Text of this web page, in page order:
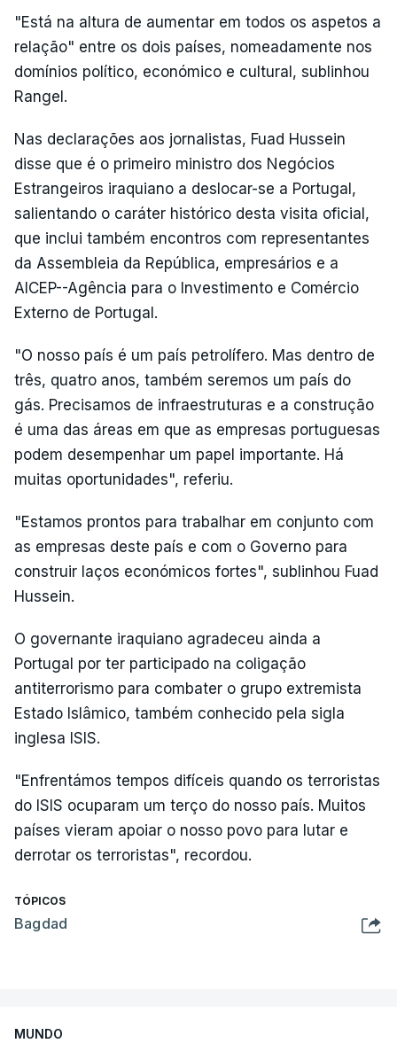
"Está na altura de aumentar em todos os aspetos a
relação" entre os dois países, nomeadamente nos
domínios político, económico e cultural, sublinhou
Rangel.
Nas declarações aos jornalistas, Fuad Hussein
disse que é o primeiro ministro dos Negócios
Estrangeiros iraquiano a deslocar-se a Portugal,
salientando o caráter histórico desta visita oficial,
que inclui também encontros com representantes
da Assembleia da República, empresários e a
AICEP--Agência para o Investimento e Comércio
Externo de Portugal.
"O nosso país é um país petrolífero. Mas dentro de
três, quatro anos, também seremos um país do
gás. Precisamos de infraestruturas e a construção
é uma das áreas em que as empresas portuguesas
podem desempenhar um papel importante. Há
muitas oportunidades", referiu.
"Estamos prontos para trabalhar em conjunto com
as empresas deste país e com o Governo para
construir laços económicos fortes", sublinhou Fuad
Hussein.
O governante iraquiano agradeceu ainda a
Portugal por ter participado na coligação
antiterrorismo para combater o grupo extremista
Estado Islâmico, também conhecido pela sigla
inglesa ISIS.
"Enfrentámos tempos difíceis quando os terroristas
do ISIS ocuparam um terço do nosso país. Muitos
países vieram apoiar o nosso povo para lutar e
derrotar os terroristas", recordou.
TÓPICOS
Bagdad
MUNDO